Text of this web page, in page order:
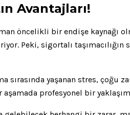
Avantajları!
öncelikli bir endişe kaynağı
Peki, sigortalı
sırasında yaşanan stres,
aşamada profesyonel bir